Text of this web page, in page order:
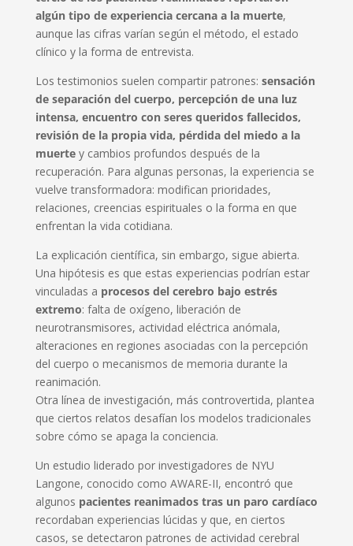
algún tipo de experiencia cercana a la muerte,
aunque las cifras varían según el método, el estado
clínico y la forma de entrevista.
Los testimonios suelen compartir patrones: sensación
de separación del cuerpo, percepción de una luz
intensa, encuentro con seres queridos fallecidos,
revisión de la propia vida, pérdida del miedo a la
muertey cambios profundos después de la
recuperación. Para algunas personas, la experiencia se
vuelve transformadora: modifican prioridades,
relaciones, creencias espirituales o la forma en que
enfrentan la vida cotidiana.
La explicación científica, sin embargo, sigue abierta.
Una hipótesis es que estas experiencias podrían estar
vinculadas a procesos del cerebro bajo estrés
extremo: falta de oxígeno, liberación de
neurotransmisores, actividad eléctrica anómala,
alteraciones en regiones asociadas con la percepción
del cuerpo o mecanismos de memoria durante la
reanimación.
Otra línea de investigación, más controvertida, plantea
que ciertos relatos desafían los modelos tradicionales
sobre cómo se apaga la conciencia.
Un estudio liderado por investigadores de NYU
Langone, conocido como AWARE-II, encontró que
algunos pacientes reanimados tras un paro cardíaco
recordaban experiencias lúcidas y que, en ciertos
casos, se detectaron patrones de actividad cerebral